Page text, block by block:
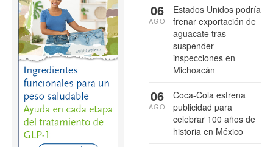
Estados Unidos podría
frenar exportación de
aguacate tras
suspender
inspecciones en
Michoacán
06
AGO
Coca-Cola estrena
publicidad para
celebrar 100 años de
historia en México
06
AGO